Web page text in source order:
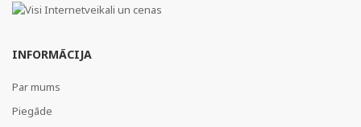
INFORMĀCIJA
Par mums
Piegāde